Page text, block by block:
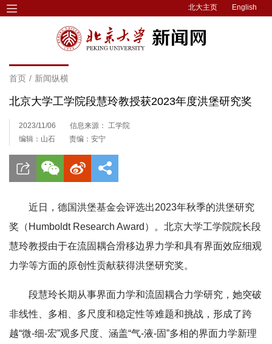
北大主页 English
首页 / 新闻纵横
北京大学工学院段慧玲教授获2023年度洪堡研究奖
2023/11/06
信息来源： 工学院
编辑：山石
责编：安宁
近日，德国洪堡基金会评选出2023年秋季的洪堡研究
奖（Humboldt Research Award）。北京大学工学院院长段
慧玲教授由于在流固耦合滑移边界力学和具有界面效应细观
力学等方面的原创性贡献获得洪堡研究奖。
段慧玲长期从事界面力学和流固耦合力学研究，她突破
非线性、多相、多尺度和稳定性等难题和挑战，形成了跨
越“微-细-宏”观多尺度、涵盖“气-液-固”多相的界面力学新理